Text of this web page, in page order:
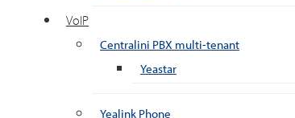
VoIP
Centralini PBX multi-tenant
Yeastar
Yealink Phone